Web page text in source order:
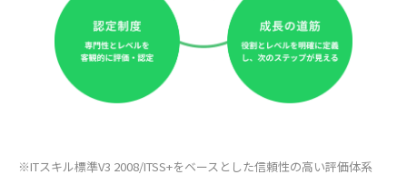
※ITスキル標準V3 2008/ITSS+をベースとした信頼性の高い評価体系